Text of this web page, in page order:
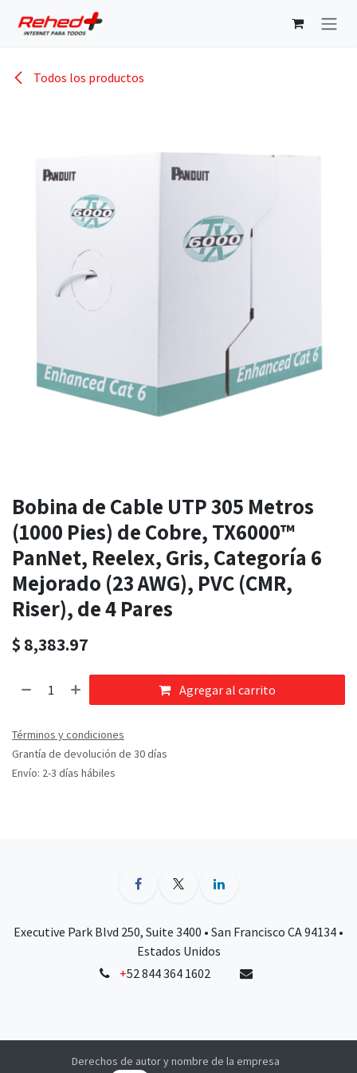
Todos los productos
Bobina de Cable UTP 305 Metros
(1000 Pies) de Cobre, TX6000™
PanNet, Reelex, Gris, Categoría 6
Mejorado (23 AWG), PVC (CMR,
Riser), de 4 Pares
$ 8,383.97
Agregar al carrito
Términos y condiciones
Grantía de devolución de 30 días
Envío: 2-3 días hábiles
Executive Park Blvd 250, Suite 3400 • San Francisco CA 94134 •
Estados Unidos
+52 844 364 1602
Derechos de autor y nombre de la empresa